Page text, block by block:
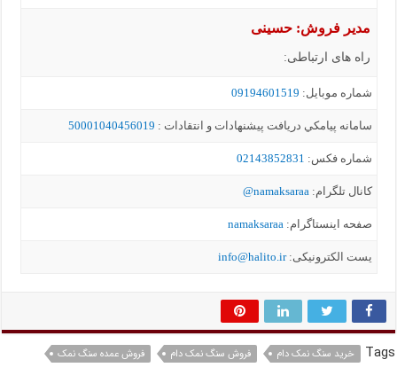
مدیر فروش: حسینی
راه های ارتباطی:
شماره موبايل: 09194601519
سامانه پيامکي دریافت پیشنهادات و انتقادات : 50001040456019
شماره فکس: 02143852831
کانال تلگرام:namaksaraa@
صفحه اینستاگرام:namaksaraa
یست الکترونیکی:info@halito.ir
Tags خرید سنگ نمک دام فروش سنگ نمک دام فروش عمده سنگ نمک